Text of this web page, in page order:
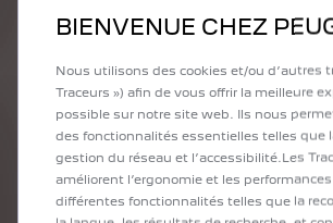
CONSOMMATION DE
CARBURANT ET
CO2
Données estimées, communiquées
et sous réserve d’homologation :
BIENVENUE CHEZ
Nous utilisons des cookies et/ou d’autres
Traceurs ») afin de vous offrir la meilleure
possible sur notre site web. Ils nous
des fonctionnalités essentielles telles que
gestion du réseau et l’accessibilité.Les
améliorent l’ergonomie et les
différentes fonctionnalités telles que la